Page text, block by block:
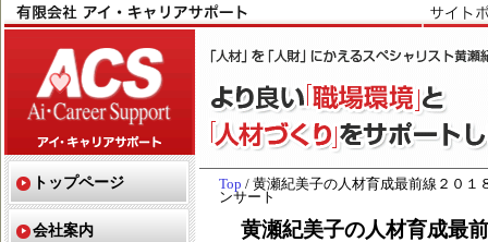
Top / 黄瀬紀美子の人材育成最前線２０１
ンサート
黄瀬紀美子の人材育成最
トップページ
会社案内